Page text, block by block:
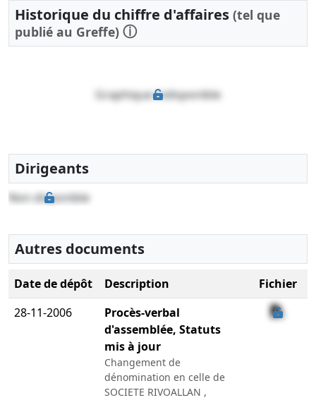
Historique du chiffre d'affaires (tel que
publié au Greffe) ⓘ
Graphique indisponible
Dirigeants
Non disponible
Autres documents
Date de dépôt Description
Fichier
28-11-2006
Procès-verbal
d'assemblée, Statuts
mis à jour
Changement de
dénomination en celle de
SOCIETE RIVOALLAN ,